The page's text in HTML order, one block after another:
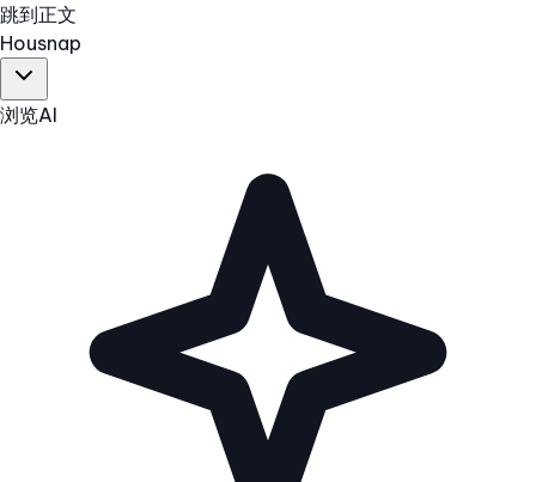
跳到正文
Housnap
浏览AI